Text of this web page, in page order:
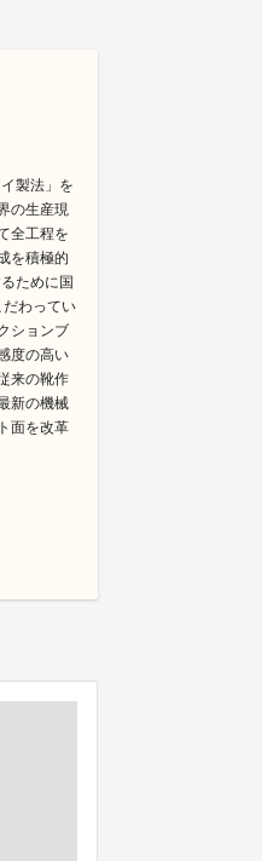
製法」を
の生産現
全工程を
を積極的
ために国
わってい
ションブ
度の高い
来の靴作
新の機械
面を改革